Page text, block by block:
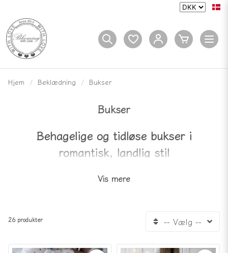
Hjem Beklædning Bukser
Bukser
Behagelige og tidløse bukser i
romantisk, landlig stil
romantisk og landlig, tidløs stil – afslappede modeller i
hjemme eller ude i hverdagen
Vis mere
26 produkter -- Vælg --